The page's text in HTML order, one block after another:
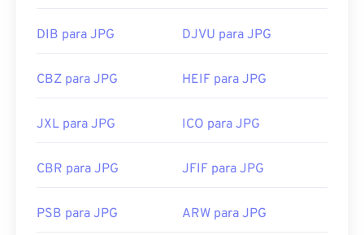
DIB para JPG DJVU para JPG
CBZ para JPG HEIF para JPG
JXL para JPG ICO para JPG
CBR para JPG JFIF para JPG
PSB para JPG ARW para JPG